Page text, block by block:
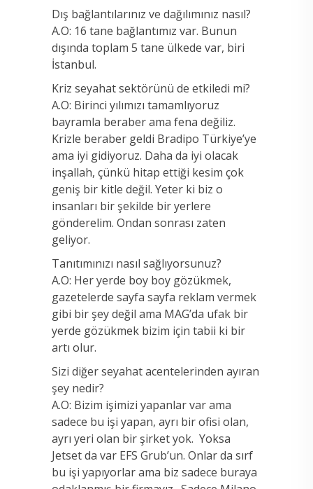
Dış bağlantılarınız ve dağılımınız nasıl?
A.O: 16 tane bağlantımız var. Bunun
dışında toplam 5 tane ülkede var, biri
İstanbul.
Kriz seyahat sektörünü de etkiledi mi?
A.O: Birinci yılımızı tamamlıyoruz
bayramla beraber ama fena değiliz.
Krizle beraber geldi Bradipo Türkiye’ye
ama iyi gidiyoruz. Daha da iyi olacak
inşallah, çünkü hitap ettiği kesim çok
geniş bir kitle değil. Yeter ki biz o
insanları bir şekilde bir yerlere
gönderelim. Ondan sonrası zaten
geliyor.
Tanıtımınızı nasıl sağlıyorsunuz?
A.O: Her yerde boy boy gözükmek,
gazetelerde sayfa sayfa reklam vermek
gibi bir şey değil ama MAG’da ufak bir
yerde gözükmek bizim için tabii ki bir
artı olur.
Sizi diğer seyahat acentelerinden ayıran
şey nedir?
A.O: Bizim işimizi yapanlar var ama
sadece bu işi yapan, ayrı bir ofisi olan,
ayrı yeri olan bir şirket yok. Yoksa
Jetset da var EFS Grub’un. Onlar da sırf
bu işi yapıyorlar ama biz sadece buraya